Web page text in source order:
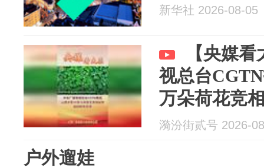
新华社 2026-08-05
【央媒
视总台
万朵荷花竞
漪汾街贰号 2026-
户外遛娃